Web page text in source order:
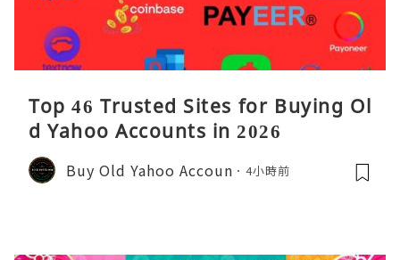
Top 46 Trusted Sites for Buying Ol
d Yahoo Accounts in 2026
Buy Old Yahoo Accoun 4小時前